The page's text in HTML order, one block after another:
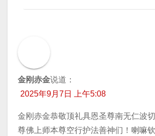
金刚赤金说道：
2025年9月7日 上午5:08
金刚赤金恭敬顶礼具恩圣尊南无仁波
尊佛上师本尊空行护法善神们！喇嘛